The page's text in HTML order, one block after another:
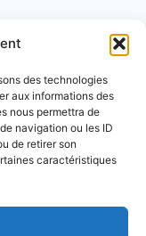
des technologies
aux informations des
nous permettra de
navigation ou les ID
de retirer son
caractéristiques